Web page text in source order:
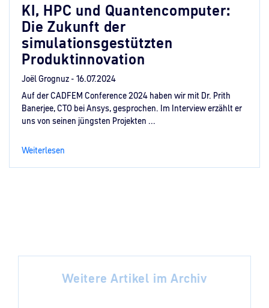
KI, HPC und Quantencomputer:
Die Zukunft der
simulationsgestützten
Produktinnovation
Joël Grognuz - 16.07.2024
Auf der CADFEM Conference 2024 haben wir mit Dr. Prith
Banerjee, CTO bei Ansys, gesprochen. Im Interview erzählt er
uns von seinen jüngsten Projekten ...
Weiterlesen
Weitere Artikel im Archiv